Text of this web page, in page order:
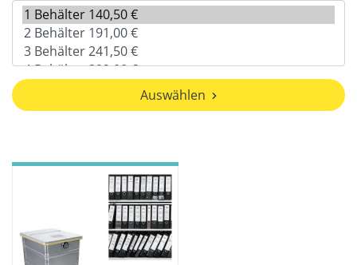
Auswählen